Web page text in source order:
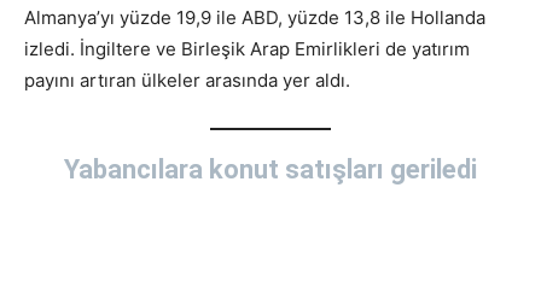
Almanya’yı yüzde 19,9 ile ABD, yüzde 13,8 ile Hollanda
izledi. İngiltere ve Birleşik Arap Emirlikleri de yatırım
payını artıran ülkeler arasında yer aldı.
Yabancılara konut satışları geriledi